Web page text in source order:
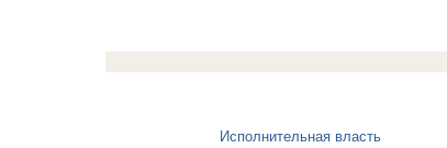
Исполнительная власть